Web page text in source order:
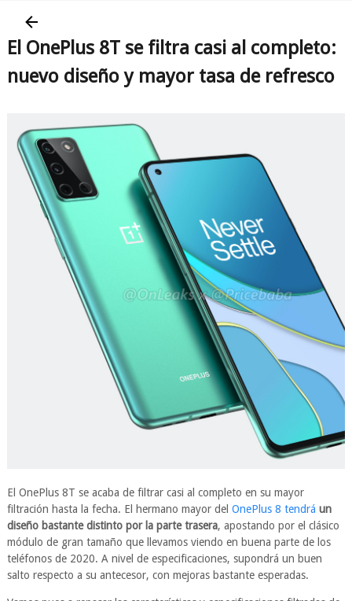
El OnePlus 8T se filtra casi al completo:
nuevo diseño y mayor tasa de refresco
El OnePlus 8T se acaba de filtrar casi al completo en su mayor
filtración hasta la fecha. El hermano mayor del OnePlus 8 tendrá un
diseño bastante distinto por la parte trasera, apostando por el clásico
módulo de gran tamaño que llevamos viendo en buena parte de los
teléfonos de 2020. A nivel de especificaciones, supondrá un buen
salto respecto a su antecesor, con mejoras bastante esperadas.